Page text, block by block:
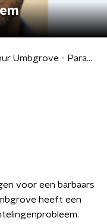
Druktemaker Arthur Umbgrove - Paradox van het vluchtelingenprobleem
voor een barbaars
heeft een